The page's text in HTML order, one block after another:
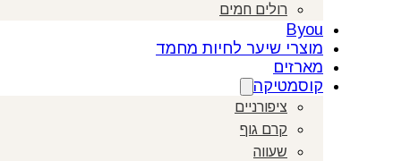
רולים חמים
Byou
מוצרי שיער לחיות מחמד
מארזים
קוסמטיקה
ציפורניים
קרם גוף
שעווה